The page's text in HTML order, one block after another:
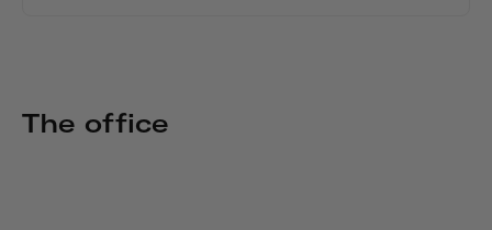
The office